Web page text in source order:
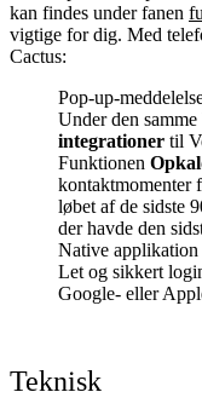
kan findes under fanen
vigtige for dig. Med
Cactus:
Pop-up-
Under den
integrationer til
Funktionen
kontaktmomenter
løbet af de sidste
der havde den
Native
Let og sikkert
Google- eller
Teknisk